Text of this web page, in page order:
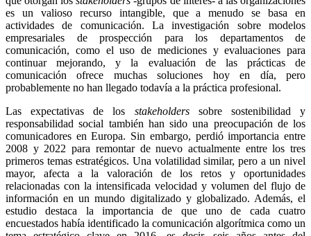
es un valioso recurso intangible, que a menudo se basa en
actividades de comunicación. La investigación sobre modelos
empresariales de prospección para los departamentos de
comunicación, como el uso de mediciones y evaluaciones para
continuar mejorando, y la evaluación de las prácticas de
comunicación ofrece muchas soluciones hoy en día, pero
probablemente no han llegado todavía a la práctica profesional.
Las expectativas de los stakeholderssobre sostenibilidad y
responsabilidad social también han sido una preocupación de los
comunicadores en Europa. Sin embargo, perdió importancia entre
2008 y 2022 para remontar de nuevo actualmente entre los tres
primeros temas estratégicos. Una volatilidad similar, pero a un nivel
mayor, afecta a la valoración de los retos y oportunidades
relacionadas con la intensificada velocidad y volumen del flujo de
información en un mundo digitalizado y globalizado. Además, el
estudio destaca la importancia de que uno de cada cuatro
encuestados había identificado la comunicación algorítmica como un